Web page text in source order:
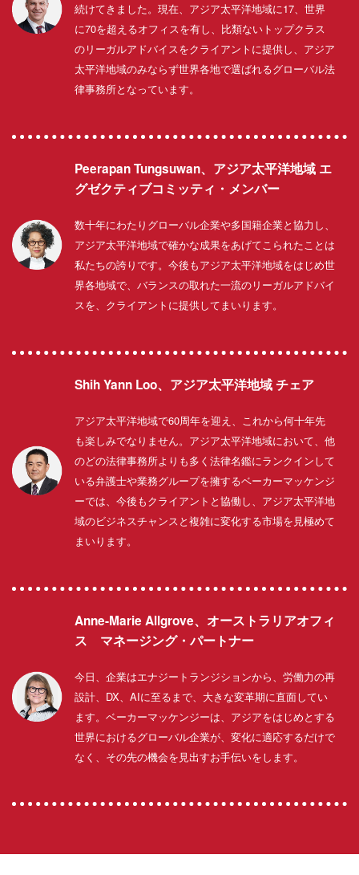
続けてきました。現在、アジア太平洋地域に17、世界
に70を超えるオフィスを有し、比類ないトップクラス
のリーガルアドバイスをクライアントに提供し、アジア
太平洋地域のみならず世界各地で選ばれるグローバル法
律事務所となっています。
Peerapan Tungsuwan、アジア太平洋地域 エ
グゼクティブコミッティ・メンバー
数十年にわたりグローバル企業や多国籍企業と協力し、
アジア太平洋地域で確かな成果をあげてこられたことは
私たちの誇りです。今後もアジア太平洋地域をはじめ世
界各地域で、バランスの取れた一流のリーガルアドバイ
スを、クライアントに提供してまいります。
Shih Yann Loo、アジア太平洋地域 チェア
アジア太平洋地域で60周年を迎え、これから何十年先
も楽しみでなりません。アジア太平洋地域において、他
のどの法律事務所よりも多く法律名鑑にランクインして
いる弁護士や業務グループを擁するベーカーマッケンジ
ーでは、今後もクライアントと協働し、アジア太平洋地
域のビジネスチャンスと複雑に変化する市場を見極めて
まいります。
Anne-Marie Allgrove、オーストラリアオフィ
ス マネージング・パートナー
今日、企業はエナジートランジションから、労働力の再
設計、DX、AIに至るまで、大きな変革期に直面してい
ます。ベーカーマッケンジーは、アジアをはじめとする
世界におけるグローバル企業が、変化に適応するだけで
なく、その先の機会を見出すお手伝いをします。